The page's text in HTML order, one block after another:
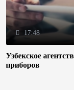
17:48
Узбекское
приборов